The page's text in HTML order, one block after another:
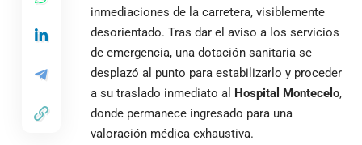
inmediaciones de la carretera, visiblemente
desorientado. Tras dar el aviso a los servicios
de emergencia, una dotación sanitaria se
desplazó al punto para estabilizarlo y proceder
a su traslado inmediato al Hospital Montecelo,
donde permanece ingresado para una
valoración médica exhaustiva.